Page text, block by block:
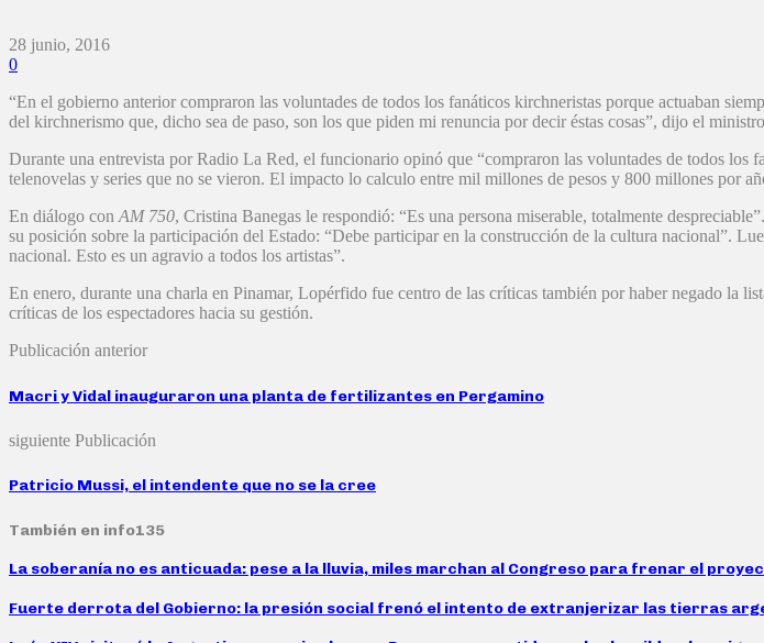
28 junio, 2016
0
“En el gobierno anterior compraron las voluntades de todos los fanáticos kirchneristas porque actuaban
del kirchnerismo que, dicho sea de paso, son los que piden mi renuncia por decir éstas cosas”, dijo el
Durante una entrevista por Radio La Red, el funcionario opinó que “compraron las voluntades de todos los
telenovelas y series que no se vieron. El impacto lo calculo entre mil millones de pesos y 800 millones por
En diálogo con AM 750, Cristina Banegas le respondió: “Es una persona miserable, totalmente
su posición sobre la participación del Estado: “Debe participar en la construcción de la cultura nacional”.
nacional. Esto es un agravio a todos los artistas”.
En enero, durante una charla en Pinamar, Lopérfido fue centro de las críticas también por haber negado la
críticas de los espectadores hacia su gestión.
Publicación anterior
Macri y Vidal inauguraron una planta de fertilizantes en Pergamino
siguiente Publicación
Patricio Mussi, el intendente que no se la cree
También en info135
La soberanía no es anticuada: pese a la lluvia, miles marchan al Congreso para frenar el
Fuerte derrota del Gobierno: la presión social frenó el intento de extranjerizar las tierras